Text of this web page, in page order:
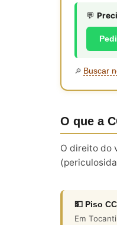
💬
🔎 Buscar
O que a
O direito do
💵 Piso
Em